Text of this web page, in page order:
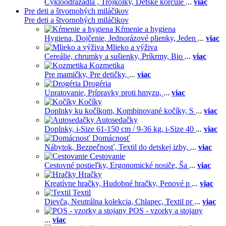
Cykloodrážadlá , Trojkolky, Detské korčule ... viac
Pre deti a štvornohých miláčikov
Pre deti a štvornohých miláčikov
Kŕmenie a hygiena
Hygiena, Dojčenie, Jednorázové plienky, Jeden ... viac
Mlieko a výživa
Cereálie, chrumky a sušienky, Príkrmy, Bio ... viac
Kozmetika
Pre mamičky, Pre detičky, ... viac
Drogéria
Upratovanie, Prípravky proti hmyzu, ... viac
Kočíky
Doplnky ku kočíkom, Kombinované kočíky, S ... viac
Autosedačky
Doplnky, i-Size 61-150 cm / 9-36 kg, i-Size 40 ... viac
Domácnosť
Nábytok, Bezpečnosť, Textil do detskej izby, ... viac
Cestovanie
Cestovné postieľky, Ergonomické nosiče, Ša ... viac
Hračky
Kreatívne hračky, Hudobné hračky, Penové p ... viac
Textil
Dievča, Neutrálna kolekcia, Chlapec, Textil pr ... viac
POS - vzorky a stojany
... viac